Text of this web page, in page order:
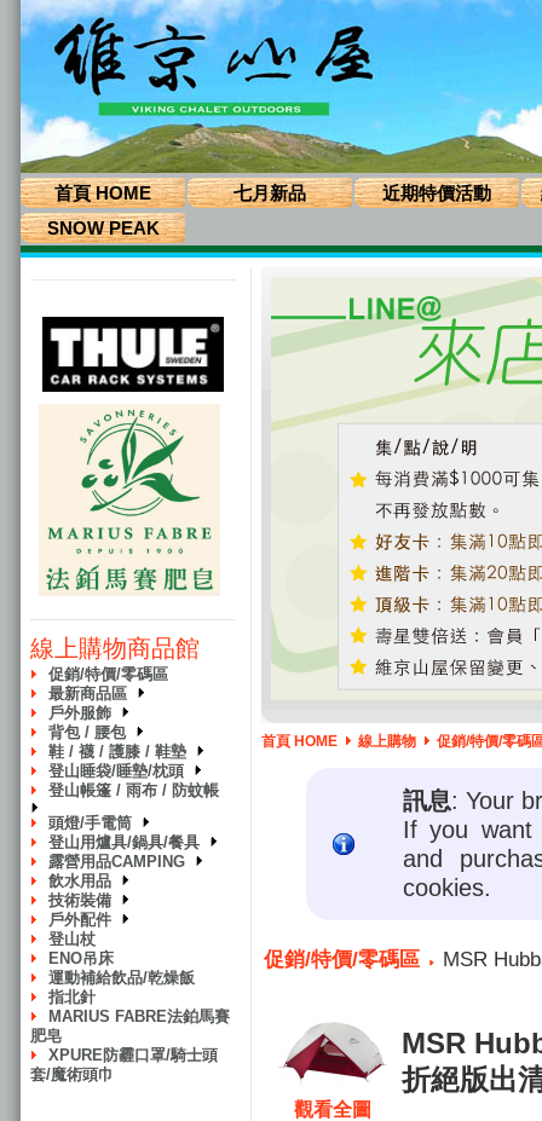
首頁 HOME 七月新品 近期特價活動
SNOW PEAK
線上購物商品館
促銷/特價/零碼區
最新商品區
戶外服飾
背包 / 腰包
鞋 / 襪 / 護膝 / 鞋墊
登山睡袋/睡墊/枕頭
登山帳篷 / 雨布 / 防蚊帳
頭燈/手電筒
登山用爐具/鍋具/餐具
露營用品CAMPING
飲水用品
技術裝備
戶外配件
登山杖
ENO吊床
運動補給飲品/乾燥飯
指北針
MARIUS FABRE法鉑馬賽
肥皂
XPURE防霾口罩/騎士頭
套/魔術頭巾
首頁 HOME 線上購物 促銷/特價/零碼
訊息: Your
If you want
and
cookies.
促銷/特價/零碼區 MSR
觀看全圖
MSR
折絕版出